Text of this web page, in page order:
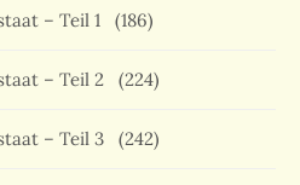
– Teil 1 (186)
– Teil 2 (224)
– Teil 3 (242)